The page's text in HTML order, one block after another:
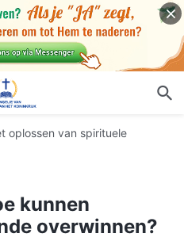
oplossen van spirituele
kunnen
overwinnen?